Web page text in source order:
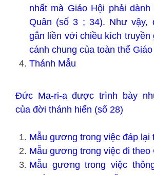
nhất mà Giáo Hội phải
Quân (số 3 ; 34). Như vậy,
gắn liền với chiều kích truyền
cánh chung của toàn thể
Thánh Mẫu
Đức Ma-ri-a được trình bày
của đời thánh hiến (số 28)
Mẫu gương trong việc đáp lại
Mẫu gương trong việc đi theo
Mẫu gương trong việc